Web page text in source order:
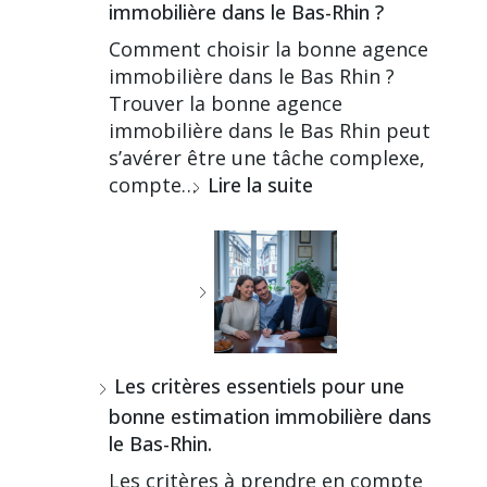
immobilière dans le Bas-Rhin ?
Comment choisir la bonne agence
immobilière dans le Bas Rhin ?
Trouver la bonne agence
immobilière dans le Bas Rhin peut
s’avérer être une tâche complexe,
compte… Lire la suite
Les critères essentiels pour une
bonne estimation immobilière dans
le Bas-Rhin.
Les critères à prendre en compte